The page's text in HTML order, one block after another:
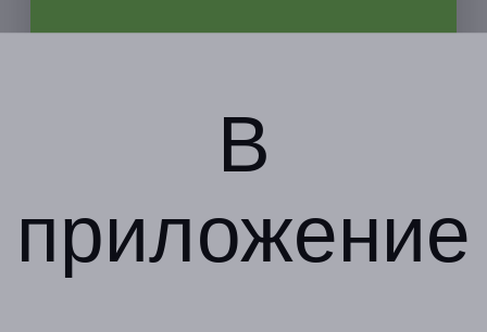
Компания
В
приложение